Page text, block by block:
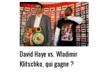
David Haye vs. Wladimir
Klitschko, qui gagne ?